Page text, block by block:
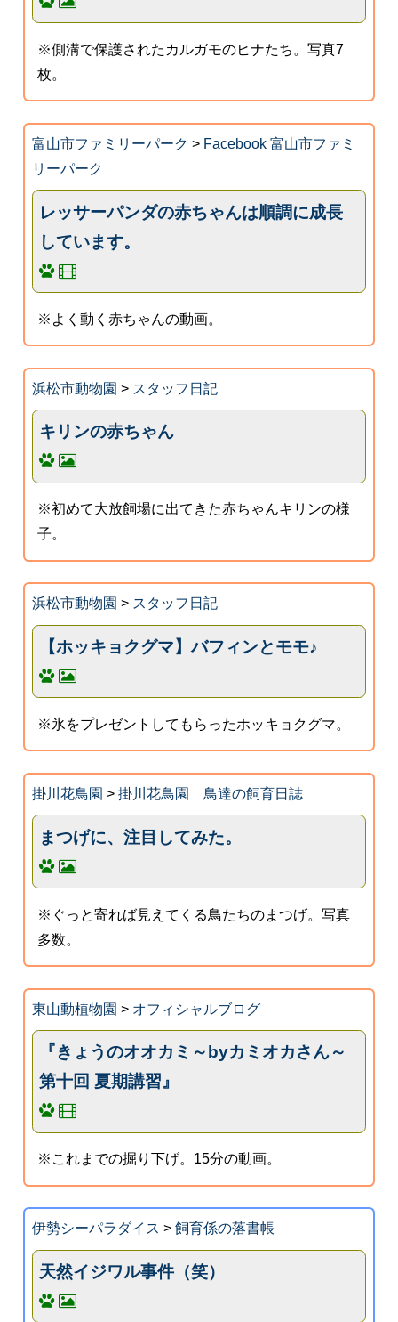
※側溝で保護されたカルガモのヒナたち。写真7
枚。
富山市ファミリーパーク > Facebook 富山市ファミ
リーパーク
レッサーパンダの赤ちゃんは順調に成長
しています。
※よく動く赤ちゃんの動画。
浜松市動物園 > スタッフ日記
キリンの赤ちゃん
※初めて大放飼場に出てきた赤ちゃんキリンの様
子。
浜松市動物園 > スタッフ日記
【ホッキョクグマ】バフィンとモモ♪
※氷をプレゼントしてもらったホッキョクグマ。
掛川花鳥園 > 掛川花鳥園 鳥達の飼育日誌
まつげに、注目してみた。
※ぐっと寄れば見えてくる鳥たちのまつげ。写真
多数。
東山動植物園 > オフィシャルブログ
『きょうのオオカミ～byカミオカさん～
第十回 夏期講習』
※これまでの掘り下げ。15分の動画。
伊勢シーパラダイス > 飼育係の落書帳
天然イジワル事件（笑）